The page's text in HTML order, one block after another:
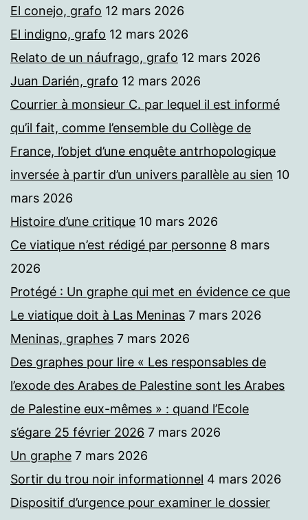
El conejo, grafo 12 mars 2026
El indigno, grafo 12 mars 2026
Relato de un náufrago, grafo 12 mars 2026
Juan Darién, grafo 12 mars 2026
Courrier à monsieur C. par lequel il est informé
qu’il fait, comme l’ensemble du Collège de
France, l’objet d’une enquête antrhopologique
inversée à partir d’un univers parallèle au sien 10
mars 2026
Histoire d’une critique 10 mars 2026
Ce viatique n’est rédigé par personne 8 mars
2026
Protégé : Un graphe qui met en évidence ce que
Le viatique doit à Las Meninas 7 mars 2026
Meninas, graphes 7 mars 2026
Des graphes pour lire « Les responsables de
l’exode des Arabes de Palestine sont les Arabes
de Palestine eux-mêmes » : quand l’Ecole
s’égare 25 février 2026 7 mars 2026
Un graphe 7 mars 2026
Sortir du trou noir informationnel 4 mars 2026
Dispositif d’urgence pour examiner le dossier